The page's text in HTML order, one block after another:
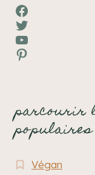
Facebook
Twitter
YouTube
Pinterest
parcourir
populaires
Végan